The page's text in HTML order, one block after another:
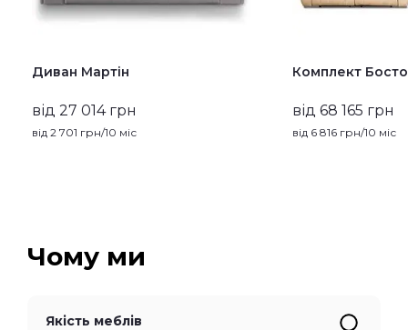
Диван Мартін
від 27 014 грн
від 2 701 грн/10 міс
Комплект
від 68 165 грн
від 6 816 грн/10 міс
Чому ми
Якість меблів